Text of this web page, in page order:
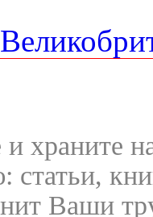
и храните
статьи,
Ваши